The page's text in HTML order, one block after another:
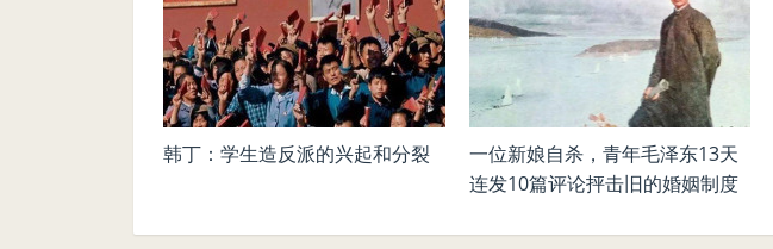
韩丁：学生造反派的兴起和分裂
一位新娘自杀，青年毛泽东13天
连发10篇评论抨击旧的婚姻制度